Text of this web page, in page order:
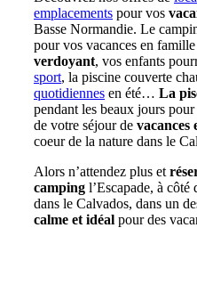
emplacements pour vos
Basse Normandie. Le
pour vos vacances en
verdoyant, vos enfants
sport, la piscine couverte
quotidiennes en été… La
pendant les beaux jours
de votre séjour de vacances
coeur de la nature dans le
Alors n’attendez plus et
camping l’Escapade, à côté
dans le Calvados, dans un
calme et idéal pour des